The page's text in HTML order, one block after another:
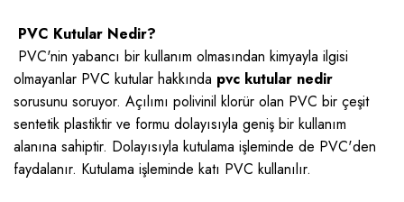
PVC Kutular Nedir?
PVC'nin yabancı bir kullanım olmasından kimyayla ilgisi
olmayanlar PVC kutular hakkında pvc kutular nedir
sorusunu soruyor. Açılımı polivinil klorür olan PVC bir çeşit
sentetik plastiktir ve formu dolayısıyla geniş bir kullanım
alanına sahiptir. Dolayısıyla kutulama işleminde de PVC'den
faydalanır. Kutulama işleminde katı PVC kullanılır.